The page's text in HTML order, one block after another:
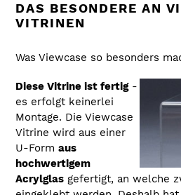
DAS BESONDERE AN
VITRINEN
Was Viewcase so besonders
Diese Vitrine ist fertig-
es erfolgt keinerlei
Montage. Die Viewcase
Vitrine wird aus einer
U-Form aus
hochwertigem
Acrylglas gefertigt, an welche